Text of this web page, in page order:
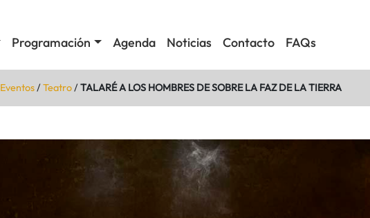
Programación Agenda Noticias Contacto FAQs
Eventos/Teatro/TALARÉ A LOS HOMBRES DE SOBRE LA FAZ DE LA TIERRA